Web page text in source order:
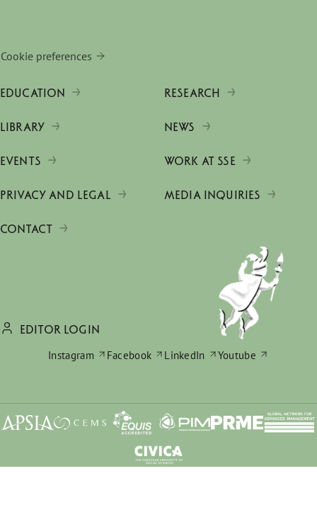
Cookie preferences
EDUCATION RESEARCH
LIBRARY NEWS
EVENTS WORK AT SSE
PRIVACY AND LEGAL MEDIA INQUIRIES
CONTACT
EDITOR LOGIN
Instagram
Facebook LinkedIn Youtube